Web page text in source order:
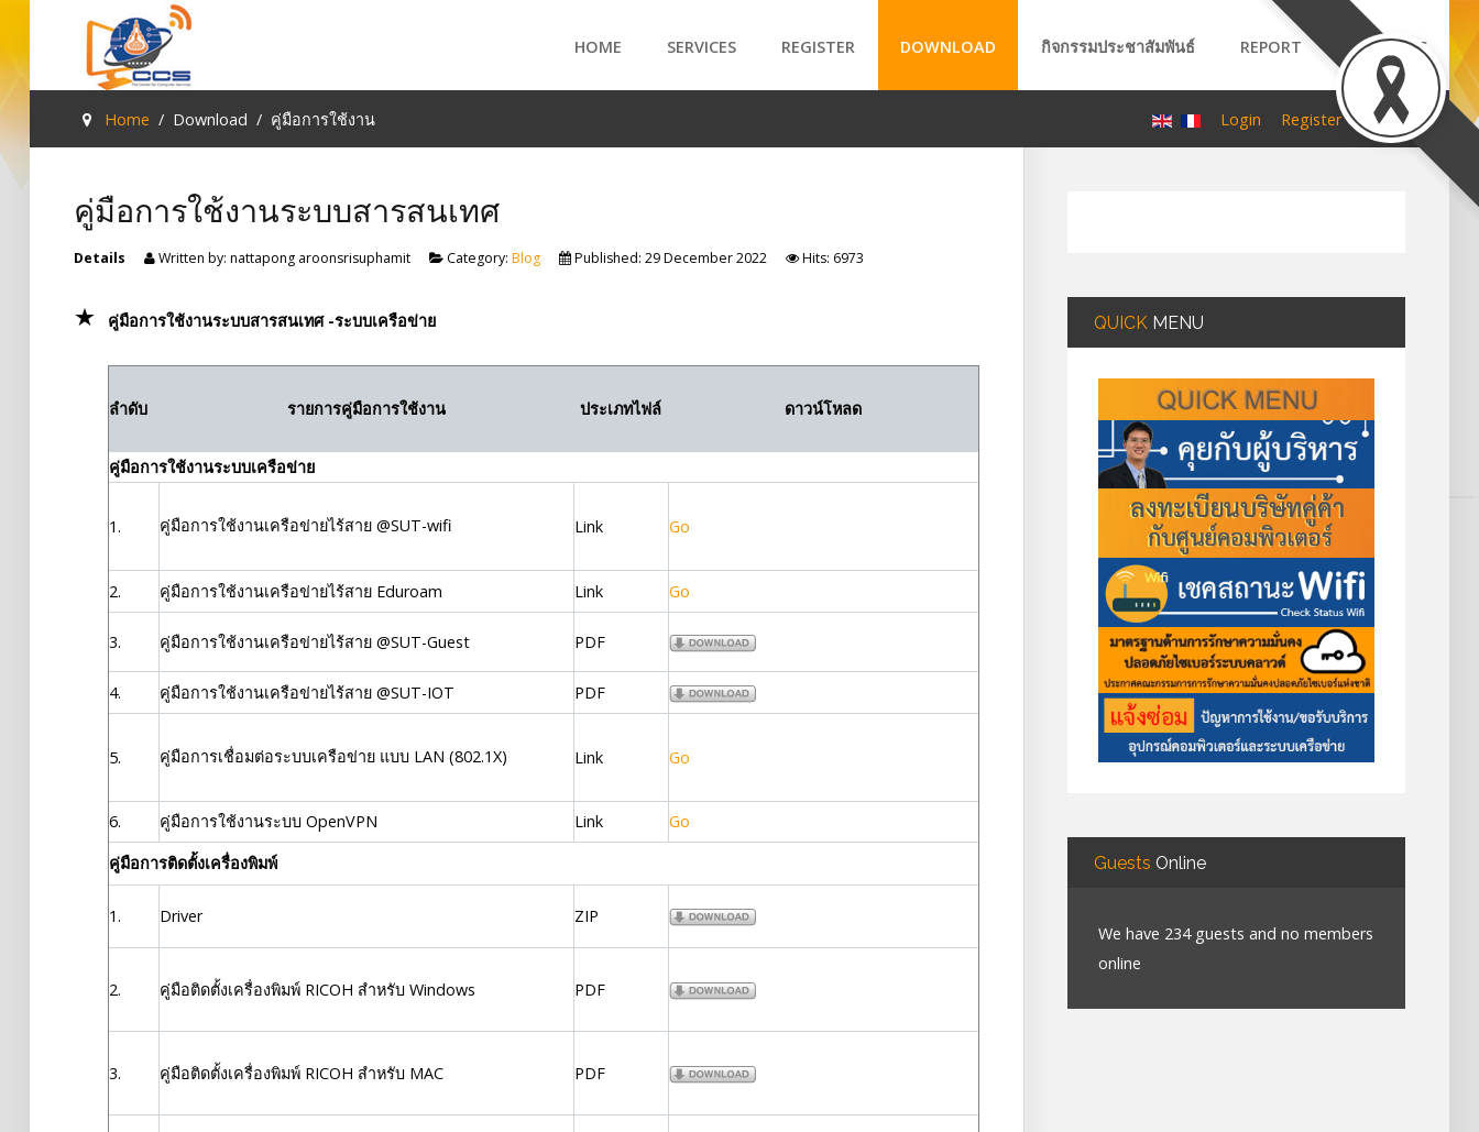
This is a sample module published to the
class suffix. There is also a sidebar_bottom
position below the menu.
Login
Register
กิจกรรมประชาสัมพันธ์
Sidebar Module
This is a sample module published to the
sidebar_bottom position, using the -sidebar
HOME SERVICES REGISTER DOWNLOAD กิจกรรมประชาสัมพันธ์ REPORT ABOUT US
Home Download คู่มือการใช้งาน A A A
Register
Login
คู่มือการใช้งานระบบสารสนเทศ
Details Written by: nattapong aroonsrisuphamit Category: Blog Published: 29 December 2022 Hits: 6973
คู่มือการใช้งานระบบสารสนเทศ -ระบบเครือข่าย
ลำดับ รายการคู่มือการใช้งาน ประเภทไฟล์ ดาวน์โหลด
คู่มือการใช้งานระบบเครือข่าย
1. คู่มือการใช้งานเครือข่ายไร้สาย @SUT-wifi Link Go
2. คู่มือการใช้งานเครือข่ายไร้สาย Eduroam Link Go
3. คู่มือการใช้งานเครือข่ายไร้สาย @SUT-Guest PDF
4. คู่มือการใช้งานเครือข่ายไร้สาย @SUT-IOT PDF
5. คู่มือการเชื่อมต่อระบบเครือข่าย แบบ LAN (802.1X) Link Go
6. คู่มือการใช้งานระบบ OpenVPN Link
Go
คู่มือการติดตั้งเครื่องพิมพ์
1. Driver ZIP
2. คู่มือติดตั้งเครื่องพิมพ์ RICOH สำหรับ Windows PDF
3. คู่มือติดตั้งเครื่องพิมพ์ RICOH สำหรับ MAC PDF
QUICK MENU
Guests Online
We have 234 guests and no members
online